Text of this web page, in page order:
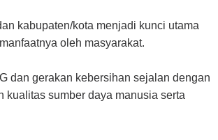
kabupaten/kota menjadi kunci utama
oleh masyarakat.
dan gerakan kebersihan sejalan dengan
kualitas sumber daya manusia serta